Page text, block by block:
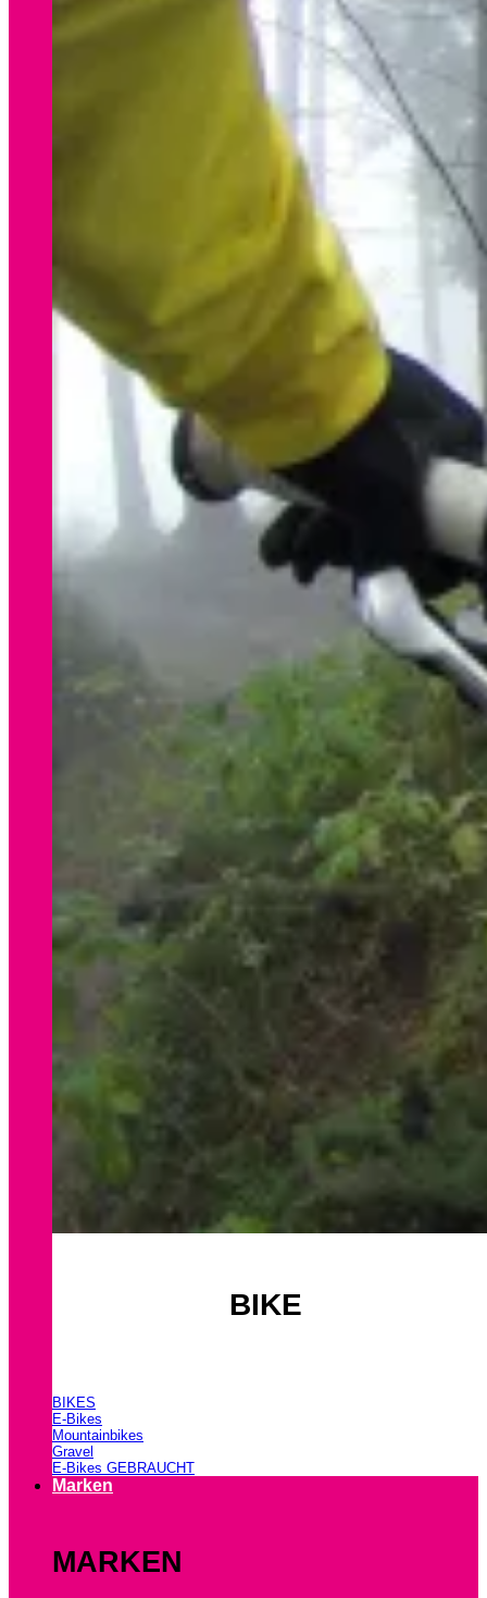
BIKE
BIKES
E-Bikes
Mountainbikes
Gravel
E-Bikes GEBRAUCHT
Marken
MARKEN